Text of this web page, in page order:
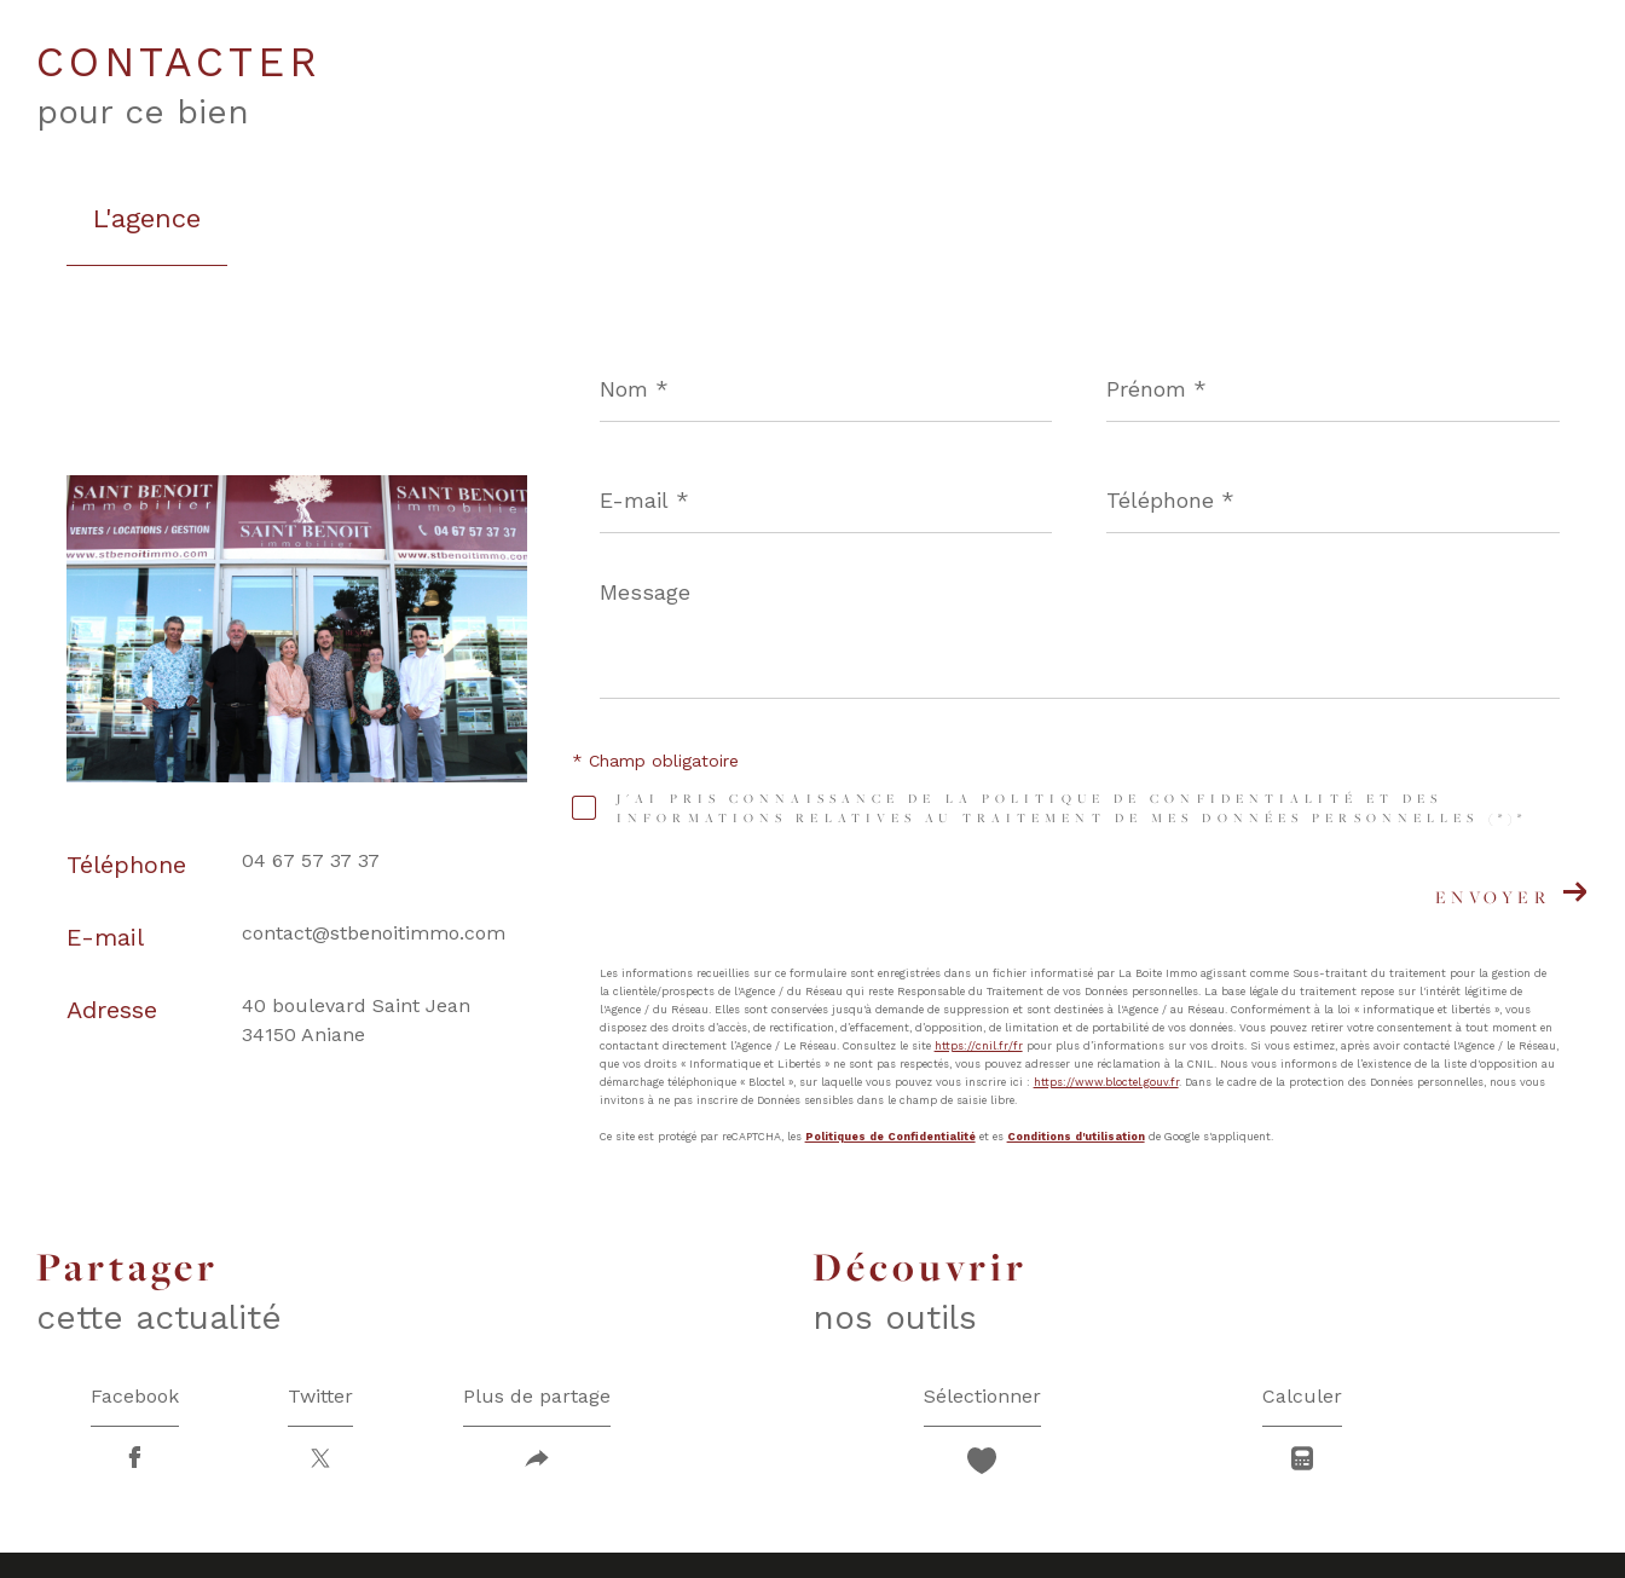
CONTACTER
pour ce bien
L'agence
Téléphone 04 67 57 37 37
E-mail contact@stbenoitimmo.com
Adresse
40 boulevard Saint Jean
34150 Aniane
*
*
mail
*
*
Message
*
J'AI PRIS CONNAISSANCE DE LA POLITIQUE DE CONFIDENTIALITÉ ET DES
INFORMATIONS RELATIVES AU TRAITEMENT DE MES DONNÉES PERSONNELLES (*)*
* Champ obligatoire
ENVOYER
Les informations recueillies sur ce formulaire sont enregistrées dans un fichier informatisé par La Boite Immo agissant comme Sous-traitant du traitement pour la gestion de
la clientèle/prospects de l'Agence / du Réseau qui reste Responsable du Traitement de vos Données personnelles. La base légale du traitement repose sur l'intérêt légitime de
l'Agence / du Réseau. Elles sont conservées jusqu'à demande de suppression et sont destinées à l'Agence / au Réseau. Conformément à la loi « informatique et libertés », vous
disposez des droits d’accès, de rectification, d’effacement, d’opposition, de limitation et de portabilité de vos données. Vous pouvez retirer votre consentement à tout moment en
contactant directement l’Agence / Le Réseau. Consultez le site https://cnil.fr/frpour plus d’informations sur vos droits. Si vous estimez, après avoir contacté l'Agence / le Réseau,
que vos droits « Informatique et Libertés » ne sont pas respectés, vous pouvez adresser une réclamation à la CNIL. Nous vous informons de l’existence de la liste d'opposition au
démarchage téléphonique « Bloctel », sur laquelle vous pouvez vous inscrire ici : https://www.bloctel.gouv.fr. Dans le cadre de la protection des Données personnelles, nous vous
invitons à ne pas inscrire de Données sensibles dans le champ de saisie libre.
Ce site est protégé par reCAPTCHA, les Politiques de Confidentialitéet es Conditions d'utilisationde Google s'appliquent.
partager
cette actualité
Facebook Twitter Plus de partage
découvrir
nos outils
Sélectionner Calculer